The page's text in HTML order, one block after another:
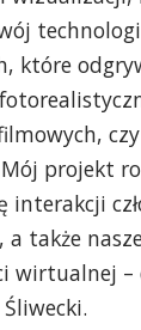
które
projekt
interakcji
także
wirtualnej –